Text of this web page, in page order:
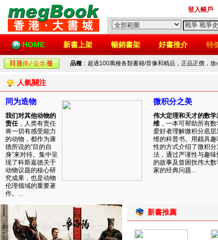
登入帳戶
HOME 新書上架 暢銷書架 好書推介 特
品種 ：超過100萬種各類書籍/音像和精品，正品正價，
人氣關注
同为造物
我们对其他动物的
责任，人类有责任
将一切有感受能力
的动物，都作为康
德所说的“目的自
身”来对待。集中呈
现了科斯嘉德关于
动物议题的核心研
究成果，也是动物
伦理领域的重要著
作。...
微积分之美
伟大定理和天才的数学
维 ，一本可帮助所有数
爱好者理解微积分底层
维的科普书。用颇具趣
性的方式介绍了微积分
法，通过严谨性与趣味
的故事及曾困扰伟大数
家的经典问题...
新書推薦